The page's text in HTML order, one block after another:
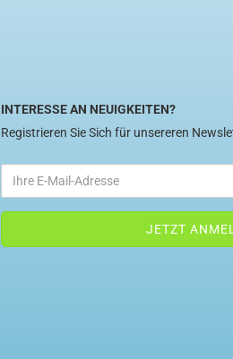
INTERESSE AN NEUIGKEITEN?
Registrieren Sie Sich für unsereren